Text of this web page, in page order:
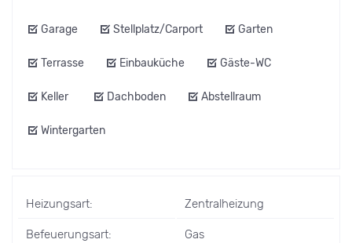
Garage Stellplatz/Carport Garten
Terrasse Einbauküche Gäste-WC
Keller Dachboden Abstellraum
Wintergarten
Heizungsart: Zentralheizung
Befeuerungsart: Gas